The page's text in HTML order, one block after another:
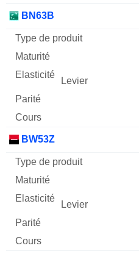
BN63B
BW53Z